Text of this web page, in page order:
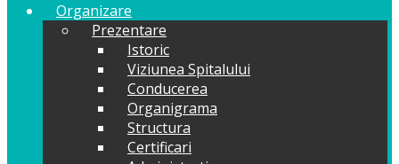
Organizare
Prezentare
Istoric
Viziunea Spitalului
Conducerea
Organigrama
Structura
Certificari